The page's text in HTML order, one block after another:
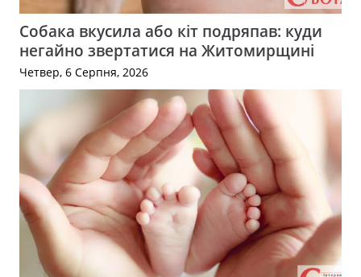
Собака вкусила або кіт подряпав: куди
негайно звертатися на Житомирщині
Четвер, 6 Серпня, 2026